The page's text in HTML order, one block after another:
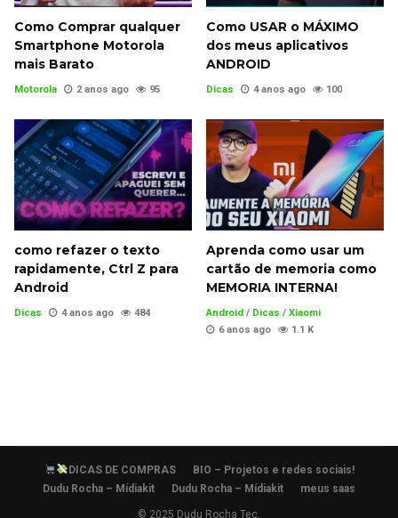
Como Comprar qualquer
Smartphone Motorola
mais Barato
Motorola 2 anos ago 95
Como USAR o MÁXIMO
dos meus aplicativos
ANDROID
Dicas 4 anos ago 100
como refazer o texto
rapidamente, Ctrl Z para
Android
Dicas 4 anos ago 484
Aprenda como usar um
cartão de memoria como
MEMORIA INTERNA!
Android / Dicas / Xiaomi
6 anos ago
1.1 K
DICAS DE COMPRAS
BIO – Projetos e redes sociais!
Dudu Rocha – Mídiakit
Dudu Rocha – Mídiakit meus saas
© 2025 Dudu Rocha Tec.